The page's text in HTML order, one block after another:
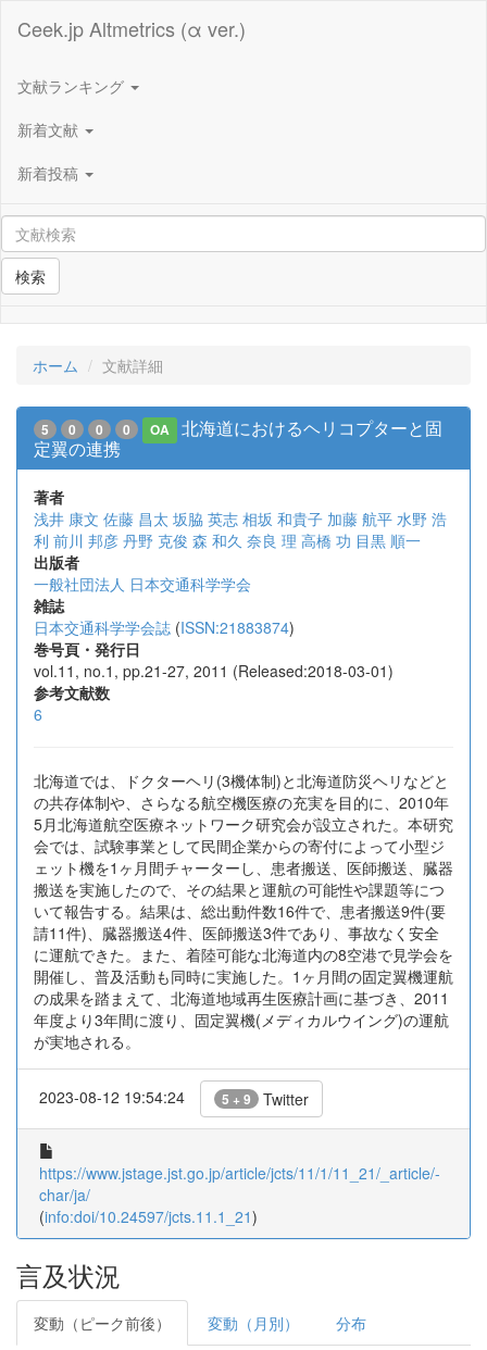
Ceek.jp Altmetrics (α ver.)
文献ランキング
新着文献
新着投稿
検索
ホーム 文献詳細
5 0 0 0 OA
北海道におけるヘリコプターと固
定翼の連携
著者
浅井 康文 佐藤 昌太 坂脇 英志 相坂 和貴子 加藤 航平 水野 浩
利 前川 邦彦 丹野 克俊 森 和久 奈良 理 高橋 功 目黒 順一
出版者
一般社団法人 日本交通科学学会
雑誌
日本交通科学学会誌 (ISSN:21883874)
巻号頁・発行日
vol.11, no.1, pp.21-27, 2011 (Released:2018-03-01)
参考文献数
6
北海道では、ドクターヘリ(3機体制)と北海道防災ヘリなどと
の共存体制や、さらなる航空機医療の充実を目的に、2010年
5月北海道航空医療ネットワーク研究会が設立された。本研究
会では、試験事業として民間企業からの寄付によって小型ジ
ェット機を1ヶ月間チャーターし、患者搬送、医師搬送、臓器
搬送を実施したので、その結果と運航の可能性や課題等につ
いて報告する。結果は、総出動件数16件で、患者搬送9件(要
請11件)、臓器搬送4件、医師搬送3件であり、事故なく安全
に運航できた。また、着陸可能な北海道内の8空港で見学会を
開催し、普及活動も同時に実施した。1ヶ月間の固定翼機運航
の成果を踏まえて、北海道地域再生医療計画に基づき、2011
年度より3年間に渡り、固定翼機(メディカルウイング)の運航
が実地される。
2023-08-12 19:54:24 5 + 9 Twitter
https://www.jstage.jst.go.jp/article/jcts/11/1/11_21/_article/-
char/ja/
(info:doi/10.24597/jcts.11.1_21)
言及状況
変動（ピーク前後） 変動（月別） 分布